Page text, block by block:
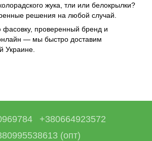
жука, тли или белокрылки?
решения на любой случай.
проверенный бренд и
— мы быстро доставим
Украине.
+380664923572
(опт)